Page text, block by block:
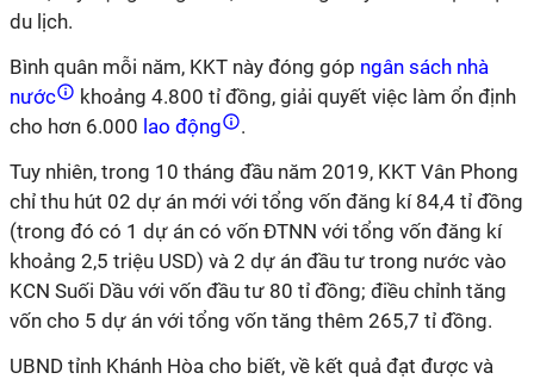
du lịch.
Bình quân mỗi năm, KKT này đóng góp ngân sách nhà
nước
khoảng 4.800 tỉ đồng, giải quyết việc làm ổn định
cho hơn 6.000 lao động
.
Tuy nhiên, trong 10 tháng đầu năm 2019, KKT Vân Phong
chỉ thu hút 02 dự án mới với tổng vốn đăng kí 84,4 tỉ đồng
(trong đó có 1 dự án có vốn ĐTNN với tổng vốn đăng kí
khoảng 2,5 triệu USD) và 2 dự án đầu tư trong nước vào
KCN Suối Dầu với vốn đầu tư 80 tỉ đồng; điều chỉnh tăng
vốn cho 5 dự án với tổng vốn tăng thêm 265,7 tỉ đồng.
UBND tỉnh Khánh Hòa cho biết, về kết quả đạt được và